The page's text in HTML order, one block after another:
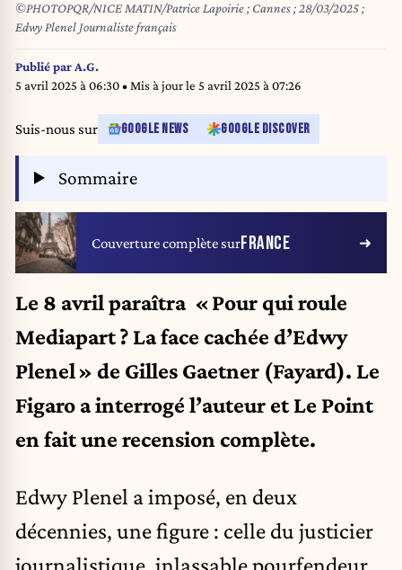
©PHOTOPQR/NICE MATIN/Patrice Lapoirie ; Cannes ; 28/03/2025 ;
Edwy Plenel Journaliste français
Publié par A.G.
5 avril 2025 à 06:30• Mis à jour le 5 avril 2025 à 07:26
Suis-nous sur GOOGLE NEWS GOOGLE DISCOVER
Sommaire
Couverture complète surFRANCE
Le 8 avril paraîtra « Pour qui roule
Mediapart ? La face cachée d’Edwy
Plenel » de Gilles Gaetner (Fayard). Le
Figaro a interrogé l’auteur et Le Point
en fait une recension complète.
Edwy Plenel a imposé, en deux
décennies, une figure : celle du justicier
journalistique, inlassable pourfendeur